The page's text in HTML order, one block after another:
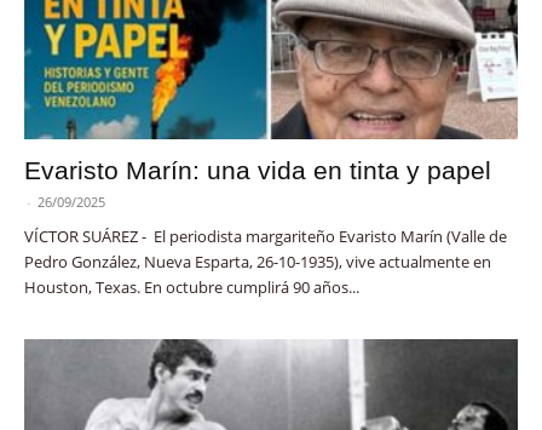
Evaristo Marín: una vida en tinta y papel
- 26/09/2025
VÍCTOR SUÁREZ - El periodista margariteño Evaristo Marín (Valle de
Pedro González, Nueva Esparta, 26-10-1935), vive actualmente en
Houston, Texas. En octubre cumplirá 90 años...